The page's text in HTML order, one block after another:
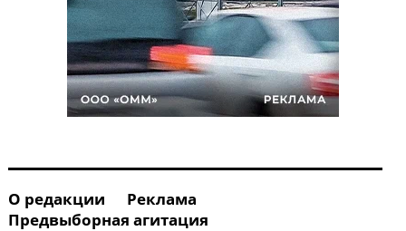
О редакции
Реклама
Предвыборная агитация